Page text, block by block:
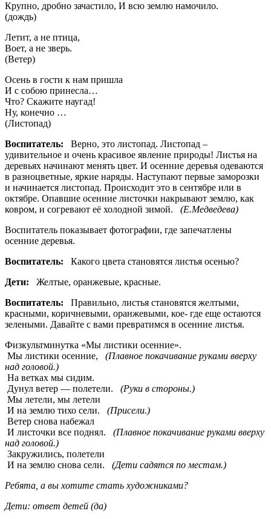
Крупно, дробно зачастило, И всю землю намочило.
(дождь)
Летит, а не птица,
Воет, а не зверь.
(Ветер)
Осень в гости к нам пришла
И с собою принесла…
Что? Скажите наугад!
Ну, конечно …
(Листопад)
Воспитатель: Верно, это листопад. Листопад –
удивительное и очень красивое явление природы! Листья на
деревьях начинают менять цвет. И осенние деревья одеваются
в разноцветные, яркие наряды. Наступают первые заморозки
и начинается листопад. Происходит это в сентябре или в
октябре. Опавшие осенние листочки накрывают землю, как
ковром, и согревают её холодной зимой.
(Е.Медведева)
Воспитатель показывает фотографии, где запечатлены
осенние деревья.
Воспитатель: Какого цвета становятся листья осенью?
Дети: Желтые, оранжевые, красные.
Воспитатель: Правильно, листья становятся желтыми,
красными, коричневыми, оранжевыми, кое- где еще остаются
зелеными. Давайте с вами превратимся в осенние листья.
Физкультминутка «Мы листики осенние».
Мы листики осенние,
(Плавное покачивание руками вверху
над головой.)
На ветках мы сидим.
Дунул ветер — полетели.
(Руки в стороны.)
Мы летели, мы летели
И на землю тихо сели.
(Присели.)
Ветер снова набежал
И листочки все поднял.
(Плавное покачивание руками вверху
над головой.)
Закружились, полетели
И на землю снова сели.
(Дети садятся по местам.)
Ребята, а вы хотите стать художниками?
Дети: ответ детей (да)